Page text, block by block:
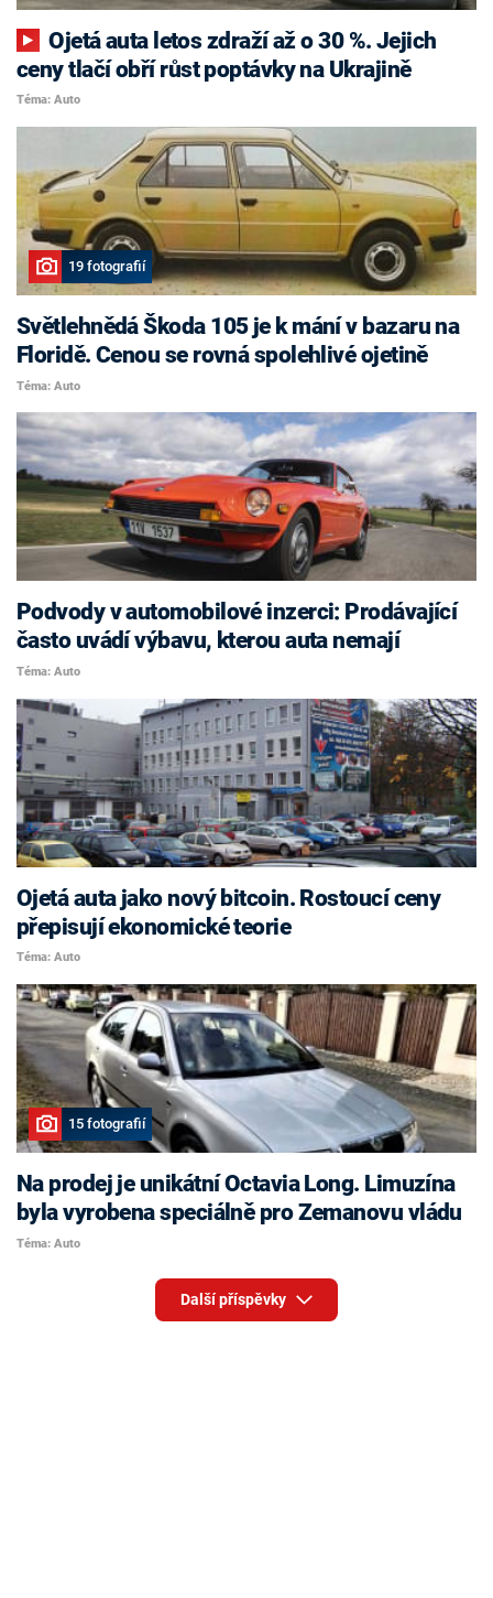
Ojetá auta letos zdraží až o 30 %. Jejich
ceny tlačí obří růst poptávky na Ukrajině
Téma: Auto
19 fotografií
Světlehnědá Škoda 105 je k mání v bazaru na
Floridě. Cenou se rovná spolehlivé ojetině
Téma: Auto
Podvody v automobilové inzerci: Prodávající
často uvádí výbavu, kterou auta nemají
Téma: Auto
Ojetá auta jako nový bitcoin. Rostoucí ceny
přepisují ekonomické teorie
Téma: Auto
15 fotografií
Na prodej je unikátní Octavia Long. Limuzína
byla vyrobena speciálně pro Zemanovu vládu
Téma: Auto
Další příspěvky